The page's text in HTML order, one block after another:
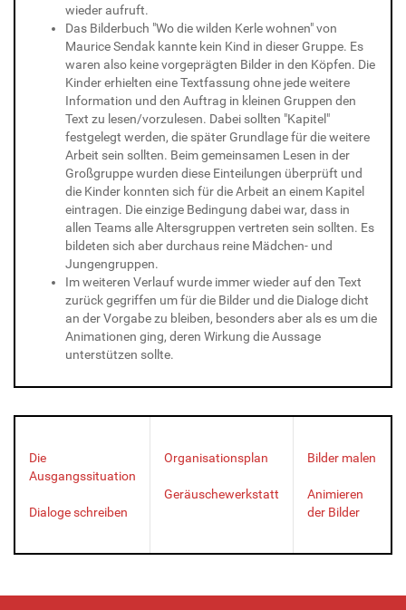
wieder aufruft.
Das Bilderbuch "Wo die wilden Kerle wohnen" von
Maurice Sendak kannte kein Kind in dieser Gruppe. Es
waren also keine vorgeprägten Bilder in den Köpfen. Die
Kinder erhielten eine Textfassung ohne jede weitere
Information und den Auftrag in kleinen Gruppen den
Text zu lesen/vorzulesen. Dabei sollten "Kapitel"
festgelegt werden, die später Grundlage für die weitere
Arbeit sein sollten. Beim gemeinsamen Lesen in der
Großgruppe wurden diese Einteilungen überprüft und
die Kinder konnten sich für die Arbeit an einem Kapitel
eintragen. Die einzige Bedingung dabei war, dass in
allen Teams alle Altersgruppen vertreten sein sollten. Es
bildeten sich aber durchaus reine Mädchen- und
Jungengruppen.
Im weiteren Verlauf wurde immer wieder auf den Text
zurück gegriffen um für die Bilder und die Dialoge dicht
an der Vorgabe zu bleiben, besonders aber als es um die
Animationen ging, deren Wirkung die Aussage
unterstützen sollte.
Die
Ausgangssituation
Dialoge schreiben
Organisationsplan
Geräuschewerkstatt
Bilder malen
Animieren
der Bilder